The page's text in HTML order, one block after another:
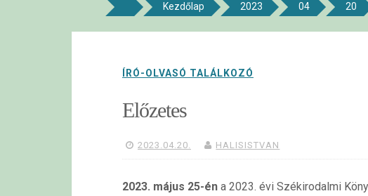
Halis István Városi
Kezdőlap 2023 04 20
ÍRÓ-OLVASÓ TALÁLKOZÓ
Előzetes
2023.04.20. HALISISTVAN
2023. május 25-én a 2023. évi Székirodalmi